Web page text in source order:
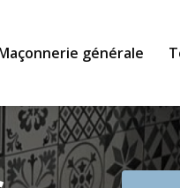
générale